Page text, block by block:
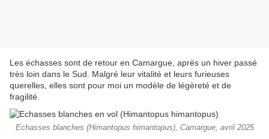
Les échasses sont de retour en Camargue, après un hiver passé
très loin dans le Sud. Malgré leur vitalité et leurs furieuses
querelles, elles sont pour moi un modèle de légèreté et de
fragilité.
Echasses blanches (Himantopus himantopus), Camargue, avril 2025